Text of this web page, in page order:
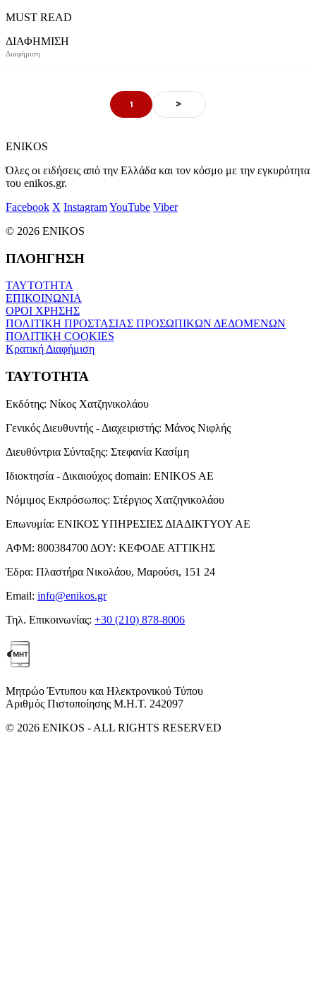
MUST READ
ΔΙΑΦΗΜΙΣΗ
1 >
ENIKOS
Όλες οι ειδήσεις από την Ελλάδα και τον κόσμο με την εγκυρότητα
του enikos.gr.
Facebook X InstagramYouTube Viber
© 2026 ENIKOS
ΠΛΟΗΓΗΣΗ
ΤΑΥΤΟΤΗΤΑ
ΕΠΙΚΟΙΝΩΝΙΑ
ΟΡΟΙ ΧΡΗΣΗΣ
ΠΟΛΙΤΙΚΗ ΠΡΟΣΤΑΣΙΑΣ ΠΡΟΣΩΠΙΚΩΝ ΔΕΔΟΜΕΝΩΝ
ΠΟΛΙΤΙΚΗ COOKIES
Κρατική Διαφήμιση
ΤΑΥΤΟΤΗΤΑ
Εκδότης: Νίκος Χατζηνικολάου
Γενικός Διευθυντής - Διαχειριστής: Μάνος Νιφλής
Διευθύντρια Σύνταξης: Στεφανία Κασίμη
Ιδιοκτησία - Δικαιούχος domain: ENIKOS AE
Νόμιμος Εκπρόσωπος: Στέργιος Χατζηνικολάου
Επωνυμία: ΕΝΙΚΟΣ ΥΠΗΡΕΣΙΕΣ ΔΙΑΔΙΚΤΥΟΥ ΑΕ
ΑΦΜ: 800384700 ΔΟΥ: ΚΕΦΟΔΕ ΑΤΤΙΚΗΣ
Έδρα: Πλαστήρα Νικολάου, Μαρούσι, 151 24
Email: info@enikos.gr
Τηλ. Επικοινωνίας: +30 (210) 878-8006
Μητρώο Έντυπου και Ηλεκτρονικού Τύπου
Αριθμός Πιστοποίησης Μ.Η.Τ. 242097
© 2026 ENIKOS - ALL RIGHTS RESERVED